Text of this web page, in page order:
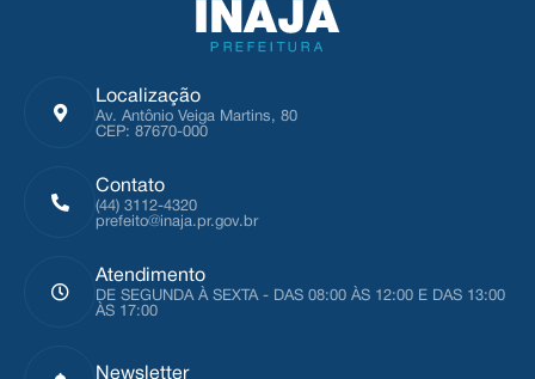
Localização
Av. Antônio Veiga Martins, 80
CEP: 87670-000
Contato
(44) 3112-4320
prefeito@inaja.pr.gov.br
Atendimento
DE SEGUNDA À SEXTA - DAS 08:00 ÀS 12:00 E DAS 13:00
ÀS 17:00
Newsletter